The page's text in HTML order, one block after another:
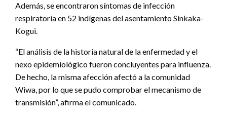
Además, se encontraron síntomas de infección
respiratoria en 52 indígenas del asentamiento Sinkaka-
Kogui.
“El análisis de la historia natural de la enfermedad y el
nexo epidemiológico fueron concluyentes para influenza.
De hecho, la misma afección afectó a la comunidad
Wiwa, por lo que se pudo comprobar el mecanismo de
transmisión”, afirma el comunicado.